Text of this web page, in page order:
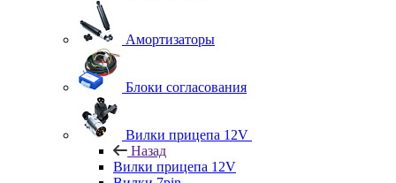
Амортизаторы
Блоки согласования
Вилки прицепа 12V
Назад
Вилки прицепа 12V